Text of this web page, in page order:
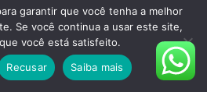
e solidariedade ao
o projeto “Samba
garantir que você tenha a melhor
Se você continua a usar este site,
você está satisfeito.
Recusar Saiba mais